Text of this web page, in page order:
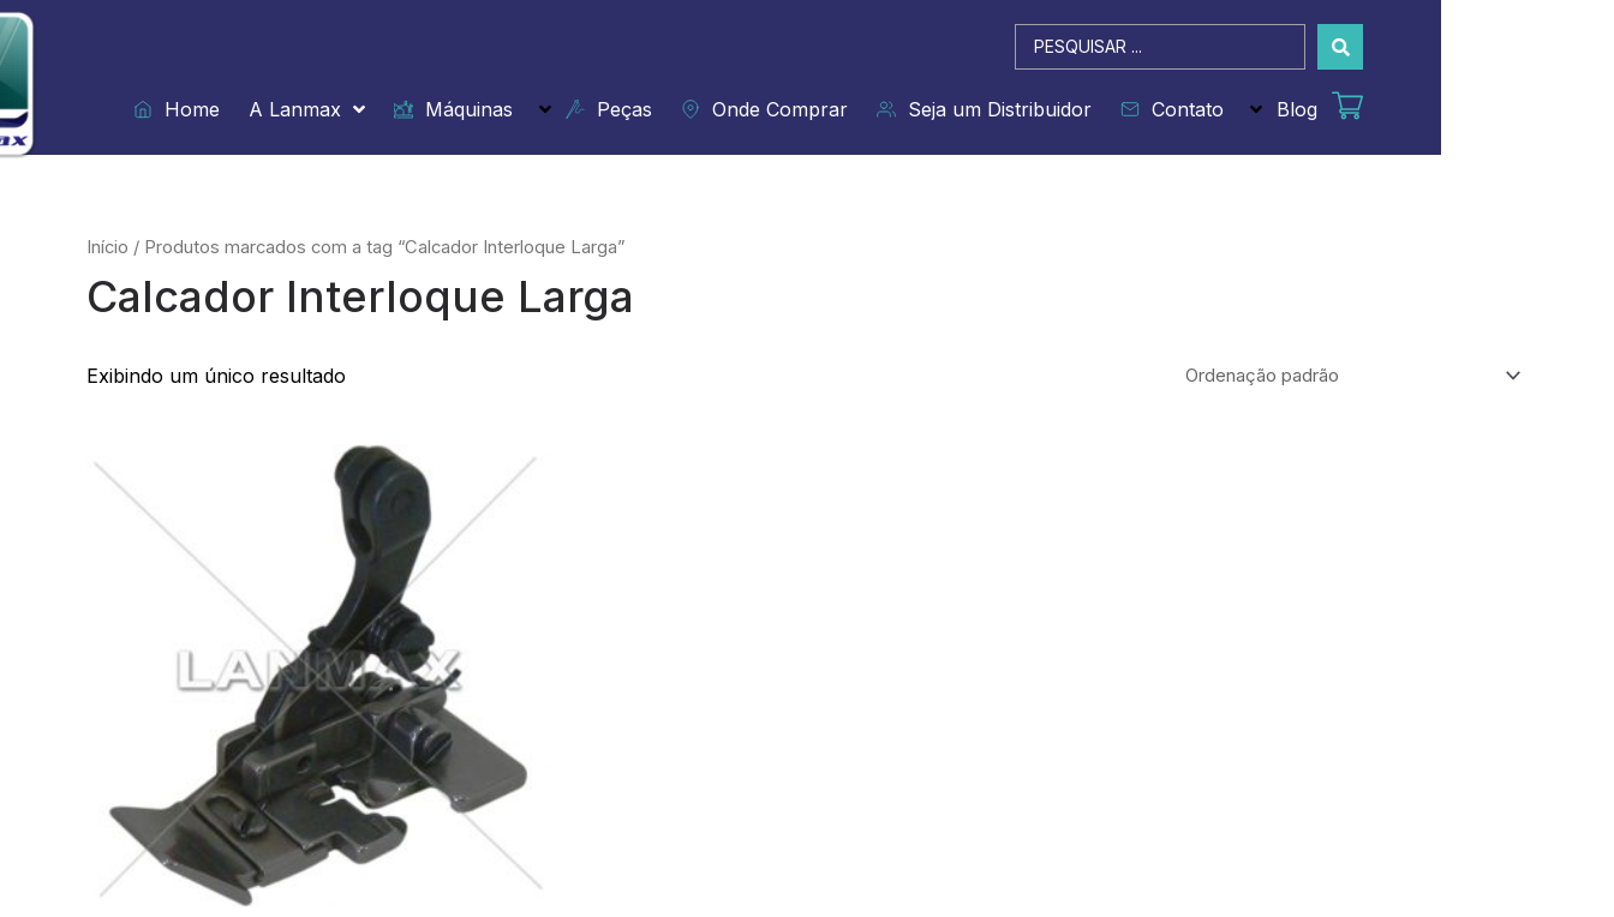
Ir
para
o
conteúdo
Pesquisar
...
Home
A Lanmax Máquinas Peças Onde Comprar Seja um Distribuidor Contato Blog
Início / Produtos marcados com a tag “Calcador Interloque Larga”
Calcador Interloque Larga
Exibindo um único resultado